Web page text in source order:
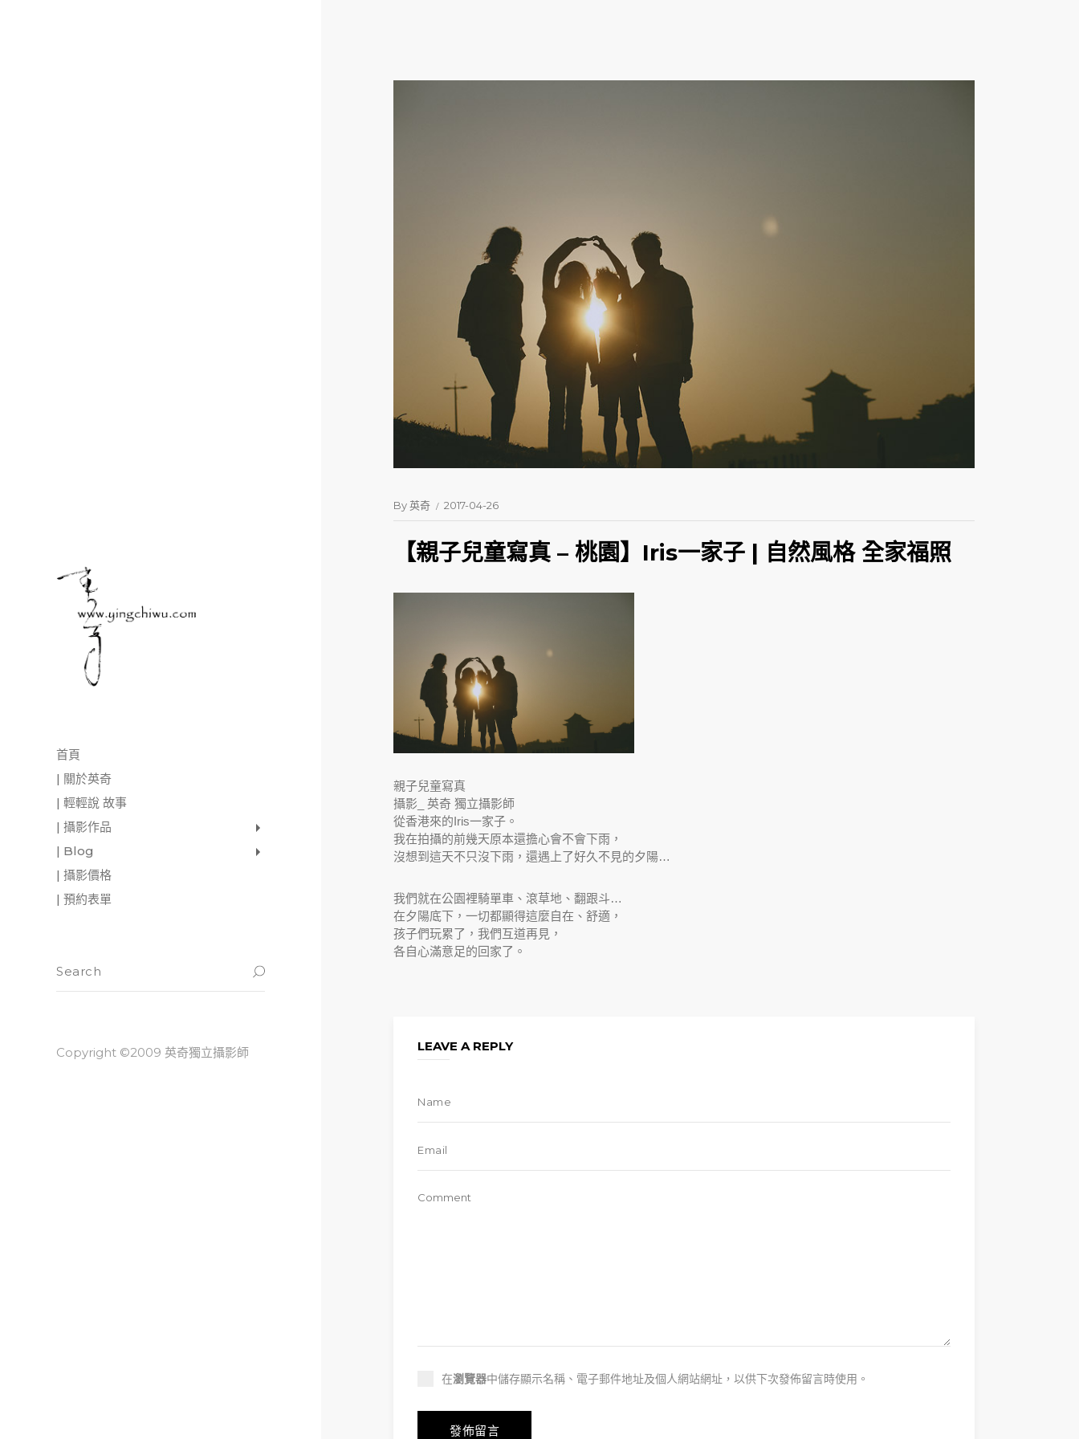
首頁
| 關於英奇
| 輕輕說 故事
| 攝影作品
| Blog
| 攝影價格
| 預約表單
Copyright ©2009 英奇獨立攝影師
By英奇 2017-04-26
【親子兒童寫真 – 桃園】Iris一家子 | 自然風格 全家福照
親子兒童寫真
攝影_ 英奇 獨立攝影師
從香港來的Iris一家子。
我在拍攝的前幾天原本還擔心會不會下雨，
沒想到這天不只沒下雨，還遇上了好久不見的夕陽…
我們就在公園裡騎單車、滾草地、翻跟斗…
在夕陽底下，一切都顯得這麼自在、舒適，
孩子們玩累了，我們互道再見，
各自心滿意足的回家了。
LEAVE A REPLY
在瀏覽器中儲存顯示名稱、電子郵件地址及個人網站網址，以供下次發佈留言時使用。